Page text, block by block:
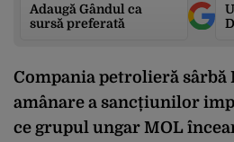
Adaugă Gândul ca
sursă preferată
Compania petrolieră sârbă
amânare a sancțiunilor
ce grupul ungar MOL